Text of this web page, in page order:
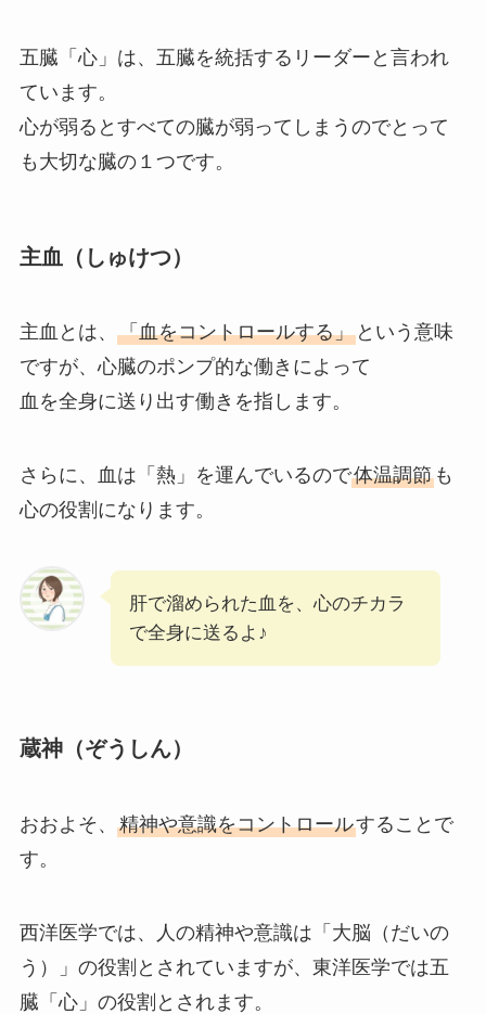
五臓「心」は、五臓を統括するリーダーと言われ
ています。
心が弱るとすべての臓が弱ってしまうのでとって
も大切な臓の１つです。
主血（しゅけつ）
主血とは、 「血をコントロールする」という意味
ですが、心臓のポンプ的な働きによって
血を全身に送り出す働きを指します。
さらに、血は「熱」を運んでいるので体温調節も
心の役割になります。
肝で溜められた血を、心のチカラ
で全身に送るよ♪
蔵神（ぞうしん）
おおよそ、 精神や意識をコントロールすることで
す。
西洋医学では、人の精神や意識は「大脳（だいの
う）」の役割とされていますが、東洋医学では五
臓「心」の役割とされます。